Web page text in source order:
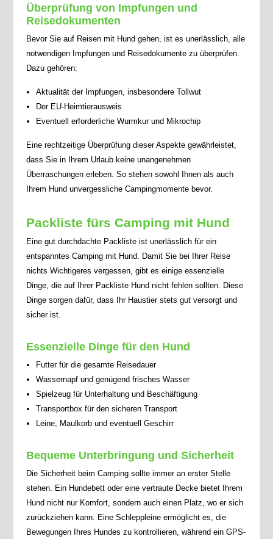
Überprüfung von Impfungen und
Reisedokumenten
Bevor Sie auf Reisen mit Hund gehen, ist es unerlässlich, alle
notwendigen Impfungen und Reisedokumente zu überprüfen.
Dazu gehören:
Aktualität der Impfungen, insbesondere Tollwut
Der EU-Heimtierausweis
Eventuell erforderliche Wurmkur und Mikrochip
Eine rechtzeitige Überprüfung dieser Aspekte gewährleistet,
dass Sie in Ihrem Urlaub keine unangenehmen
Überraschungen erleben. So stehen sowohl Ihnen als auch
Ihrem Hund unvergessliche Campingmomente bevor.
Packliste fürs Camping mit Hund
Eine gut durchdachte Packliste ist unerlässlich für ein
entspanntes Camping mit Hund. Damit Sie bei Ihrer Reise
nichts Wichtigeres vergessen, gibt es einige essenzielle
Dinge, die auf Ihrer Packliste Hund nicht fehlen sollten. Diese
Dinge sorgen dafür, dass Ihr Haustier stets gut versorgt und
sicher ist.
Essenzielle Dinge für den Hund
Futter für die gesamte Reisedauer
Wassernapf und genügend frisches Wasser
Spielzeug für Unterhaltung und Beschäftigung
Transportbox für den sicheren Transport
Leine, Maulkorb und eventuell Geschirr
Bequeme Unterbringung und Sicherheit
Die Sicherheit beim Camping sollte immer an erster Stelle
stehen. Ein Hundebett oder eine vertraute Decke bietet Ihrem
Hund nicht nur Komfort, sondern auch einen Platz, wo er sich
zurückziehen kann. Eine Schleppleine ermöglicht es, die
Bewegungen Ihres Hundes zu kontrollieren, während ein GPS-